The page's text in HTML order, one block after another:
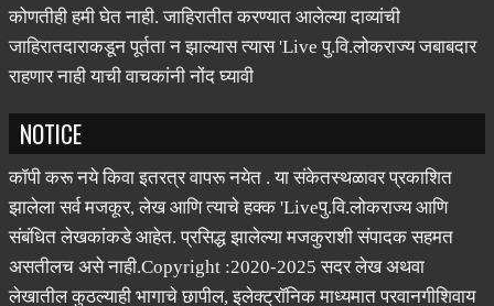
कोणतीही हमी घेत नाही. जाहिरातीत करण्यात आलेल्या दाव्यांची
जाहिरातदाराकडून पूर्तता न झाल्यास त्यास 'Live पु.वि.लोकराज्य जबाबदार
राहणार नाही याची वाचकांनी नोंद घ्यावी
NOTICE
कॉपी करू नये किवा इतरत्र वापरू नयेत . या संकेतस्थळावर प्रकाशित
झालेला सर्व मजकूर, लेख आणि त्याचे हक्क 'Liveपु.वि.लोकराज्य आणि
संबंधित लेखकांकडे आहेत. प्रसिद्ध झालेल्या मजकुराशी संपादक सहमत
असतीलच असे नाही.Copyright :2020-2025 सदर लेख अथवा
लेखातील कुठल्याही भागाचे छापील, इलेक्ट्रॉनिक माध्यमात परवानगीशिवाय